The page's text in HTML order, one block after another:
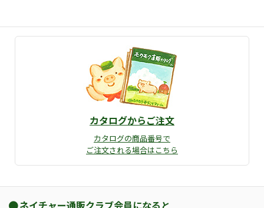
カタログからご注文
カタログの商品番号で
ご注文される場合はこちら